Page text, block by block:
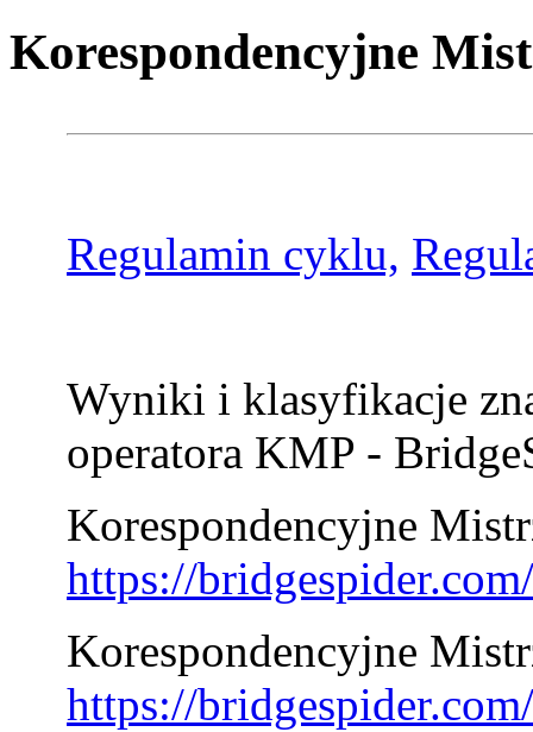
Korespondencyjne
Regulamin cyklu,
Wyniki i klasyfikacje
operatora KMP -
Korespondencyjne
https://
Korespondencyjne
https://